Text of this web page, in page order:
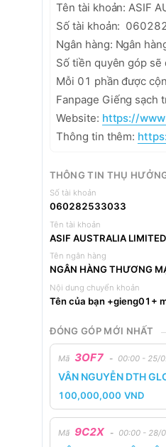
Tên tài khoản: ASIF
Số tài khoản:
Ngân hàng: Ngân
Số tiền quyên góp sẽ
Mỗi 01 phần được
Fanpage Giếng sạch
Website: https://
Thông tin thêm:
THÔNG TIN THỤ
Số tài khoản
060282533033
Tên tài khoản
ASIF AUSTRALIA LIMITED
Tên ngân hàng
NGÂN HÀNG THƯƠNG
Nội dung chuyển khoản
Tên của bạn +gieng01+
ĐÓNG GÓP MỚI NHẤT
Mã 3OF7 - 00:00 - 25/
VÂN NGUYỄN DTH
100,000,000 VND
Mã 9C2X - 00:00 - 28/